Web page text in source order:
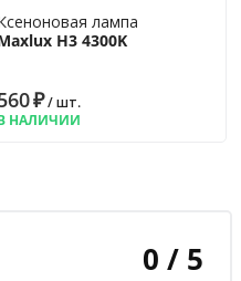
лампа
H3 4300K
₽/ шт.
НАЛИЧИИ
0 / 5